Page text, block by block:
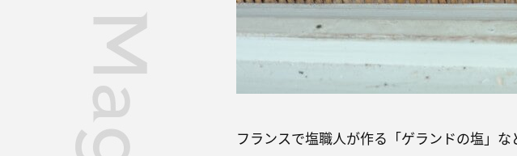
フランスで塩職人が作る「ゲランドの塩」な